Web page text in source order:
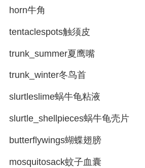
horn牛角
tentaclespots触须皮
trunk_summer夏鹰嘴
trunk_winter冬鸟首
slurtleslime蜗牛龟粘液
slurtle_shellpieces蜗牛龟壳片
butterflywings蝴蝶翅膀
mosquitosack蚊子血囊